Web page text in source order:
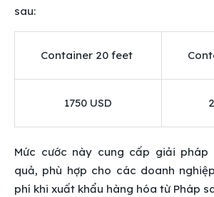
sau:
Container 20 feet
1750 USD
Mức cước này cung cấp giải pháp
quả, phù hợp cho các doanh
phí khi xuất khẩu hàng hóa từ Pháp